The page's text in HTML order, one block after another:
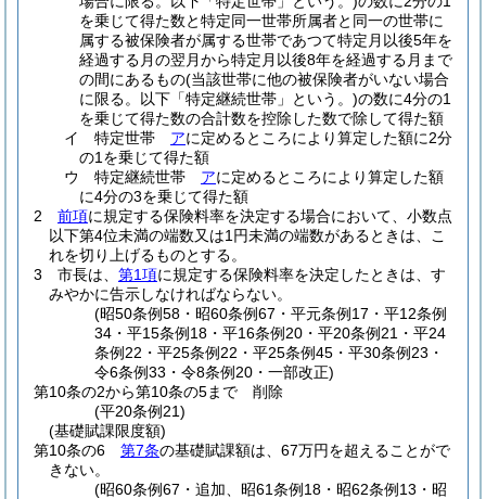
を乗じて得た数と特定同一世帯所属者と同一の世帯に
属する被保険者が属する世帯であつて特定月以後5年を
経過する月の翌月から特定月以後8年を経過する月まで
の間にあるもの(当該世帯に他の被保険者がいない場合
に限る。以下「特定継続世帯」という。)の数に4分の1
を乗じて得た数の合計数を控除した数で除して得た額
イ
特定世帯 アに定めるところにより算定した額に2分
の1を乗じて得た額
ウ
特定継続世帯 アに定めるところにより算定した額
に4分の3を乗じて得た額
2
前項に規定する保険料率を決定する場合において、小数点
以下第4位未満の端数又は1円未満の端数があるときは、こ
れを切り上げるものとする。
3
市長は、 第1項に規定する保険料率を決定したときは、す
みやかに告示しなければならない。
(昭50条例58・昭60条例67・平元条例17・平12条例
34・平15条例18・平16条例20・平20条例21・平24
条例22・平25条例22・平25条例45・平30条例23・
令6条例33・令8条例20・一部改正)
第10条の2から第10条の5まで
削除
(平20条例21)
(基礎賦課限度額)
第10条の6
第7条の基礎賦課額は、67万円を超えることがで
きない。
(昭60条例67・追加、昭61条例18・昭62条例13・昭